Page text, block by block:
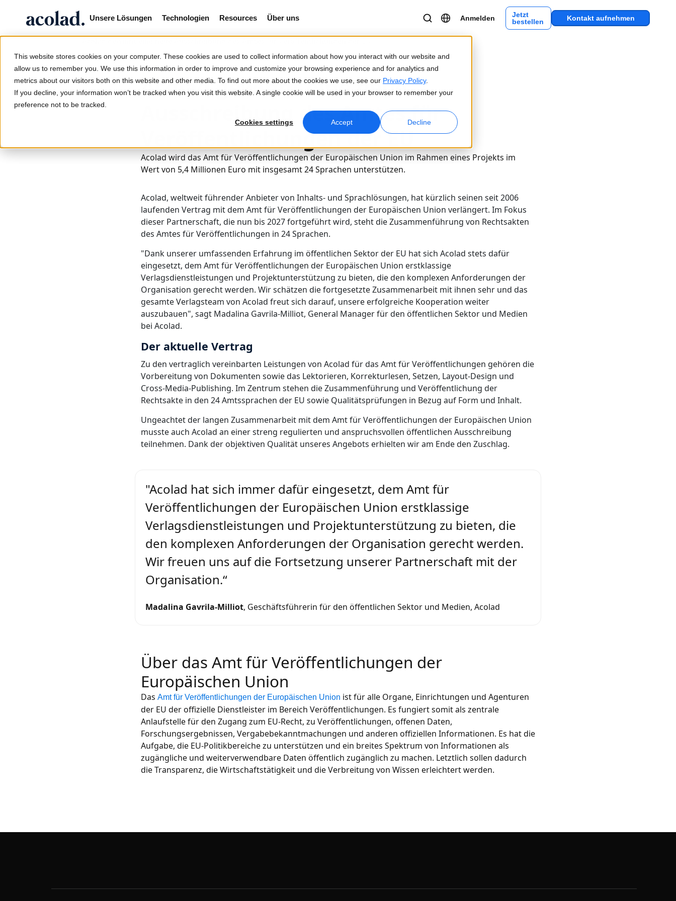
This website stores cookies on your computer. These cookies are used to collect information about how you interact with our website and
allow us to remember you. We use this information in order to improve and customize your browsing experience and for analytics and
metrics about our visitors both on this website and other media. To find out more about the cookies we use, see our Privacy Policy.
If you decline, your information won’t be tracked when you visit this website. A single cookie will be used in your browser to remember your
preference not to be tracked.
Cookies settings Accept Decline
Unsere Lösungen Technologien Resources Über uns Anmelden
Jetzt
bestellen
Kontakt aufnehmen
3. März 2023
Acolad gewinnt eine neue
Ausschreibung des Amtes für
Veröffentlichungen der EU
Acolad wird das Amt für Veröffentlichungen der Europäischen Union im Rahmen eines Projekts im
Wert von 5,4 Millionen Euro mit insgesamt 24 Sprachen unterstützen.
Acolad, weltweit führender Anbieter von Inhalts- und Sprachlösungen, hat kürzlich seinen seit 2006
laufenden Vertrag mit dem Amt für Veröffentlichungen der Europäischen Union verlängert. Im Fokus
dieser Partnerschaft, die nun bis 2027 fortgeführt wird, steht die Zusammenführung von Rechtsakten
des Amtes für Veröffentlichungen in 24 Sprachen.
"Dank unserer umfassenden Erfahrung im öffentlichen Sektor der EU hat sich Acolad stets dafür
eingesetzt, dem Amt für Veröffentlichungen der Europäischen Union erstklassige
Verlagsdienstleistungen und Projektunterstützung zu bieten, die den komplexen Anforderungen der
Organisation gerecht werden. Wir schätzen die fortgesetzte Zusammenarbeit mit ihnen sehr und das
gesamte Verlagsteam von Acolad freut sich darauf, unsere erfolgreiche Kooperation weiter
auszubauen", sagt Madalina Gavrila-Milliot, General Manager für den öffentlichen Sektor und Medien
bei Acolad.
Der aktuelle Vertrag
Zu den vertraglich vereinbarten Leistungen von Acolad für das Amt für Veröffentlichungen gehören die
Vorbereitung von Dokumenten sowie das Lektorieren, Korrekturlesen, Setzen, Layout-Design und
Cross-Media-Publishing. Im Zentrum stehen die Zusammenführung und Veröffentlichung der
Rechtsakte in den 24 Amtssprachen der EU sowie Qualitätsprüfungen in Bezug auf Form und Inhalt.
Ungeachtet der langen Zusammenarbeit mit dem Amt für Veröffentlichungen der Europäischen Union
musste auch Acolad an einer streng regulierten und anspruchsvollen öffentlichen Ausschreibung
teilnehmen. Dank der objektiven Qualität unseres Angebots erhielten wir am Ende den Zuschlag.
"Acolad hat sich immer dafür eingesetzt, dem Amt für
Veröffentlichungen der Europäischen Union erstklassige
Verlagsdienstleistungen und Projektunterstützung zu bieten, die
den komplexen Anforderungen der Organisation gerecht werden.
Wir freuen uns auf die Fortsetzung unserer Partnerschaft mit der
Organisation.“
Madalina Gavrila-Milliot, Geschäftsführerin für den öffentlichen Sektor und Medien, Acolad
Über das Amt für Veröffentlichungen der
Europäischen Union
Das Amt für Veröffentlichungen der Europäischen Union ist für alle Organe, Einrichtungen und Agenturen
der EU der offizielle Dienstleister im Bereich Veröffentlichungen. Es fungiert somit als zentrale
Anlaufstelle für den Zugang zum EU-Recht, zu Veröffentlichungen, offenen Daten,
Forschungsergebnissen, Vergabebekanntmachungen und anderen offiziellen Informationen. Es hat die
Aufgabe, die EU-Politikbereiche zu unterstützen und ein breites Spektrum von Informationen als
zugängliche und weiterverwendbare Daten öffentlich zugänglich zu machen. Letztlich sollen dadurch
die Transparenz, die Wirtschaftstätigkeit und die Verbreitung von Wissen erleichtert werden.